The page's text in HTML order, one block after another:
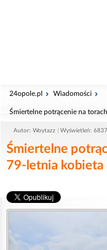
24opole.pl Wiadomości
Śmiertelne potrącenie na
Autor: Woytazz Wyświetleń: 6837
Śmiertelne
79-letnia kobieta